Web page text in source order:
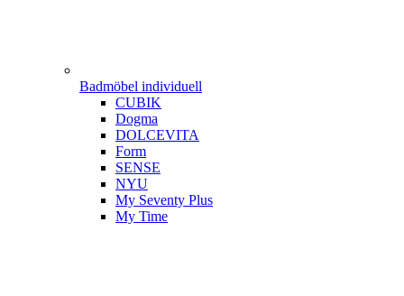
Badmöbel individuell
CUBIK
Dogma
DOLCEVITA
Form
SENSE
NYU
My Seventy Plus
My Time